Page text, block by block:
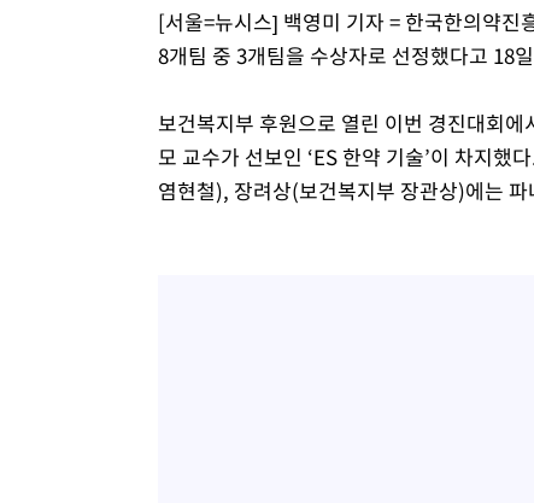
[서울=뉴시스] 백영미 기자 = 한국한의약진
8개팀 중 3개팀을 수상자로 선정했다고 18
보건복지부 후원으로 열린 이번 경진대회
모 교수가 선보인 ‘ES 한약 기술’이 차지
염현철), 장려상(보건복지부 장관상)에는